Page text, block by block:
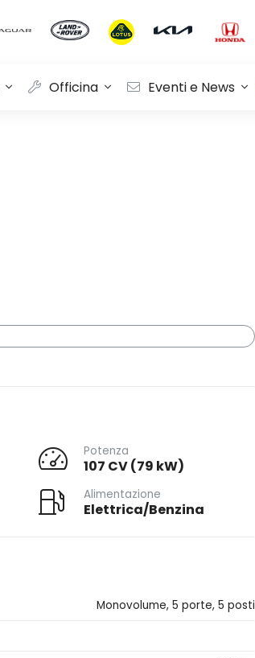
Officina Eventi e News
Potenza
107 CV (79 kW)
Alimentazione
Elettrica/Benzina
Monovolume, 5 porte, 5 posti